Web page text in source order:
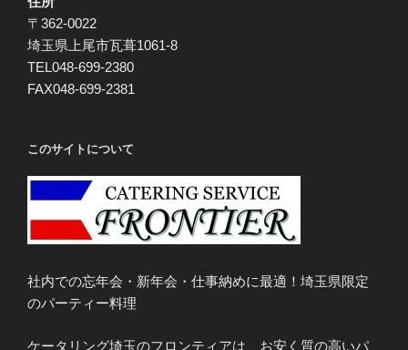
〒362-0022
埼玉県上尾市瓦葺1061-8
TEL048-699-2380
FAX048-699-2381
このサイトについて
社内での忘年会・新年会・仕事納めに最適！埼玉県限定
のパーティー料理
ケータリング埼玉のフロンティアは、お安く質の高いパ